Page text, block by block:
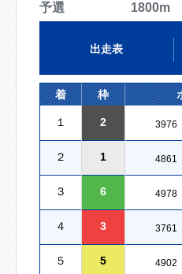
予選 1800m
出走表
着 枠
１ 2 3976
２ 1 4861
３ 6 4978
４ 3 3761
５ 5 4902